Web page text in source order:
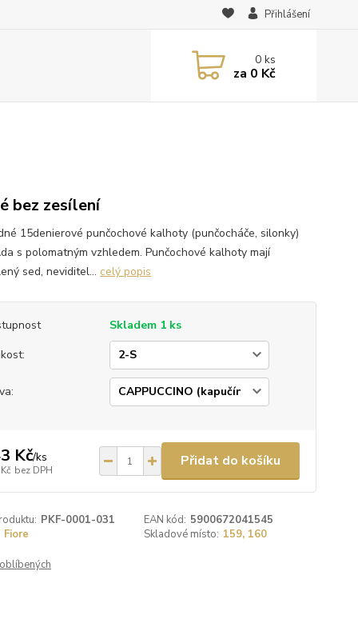
Přihlášení
0ks
za 0 Kč
bez zesílení
15denierové punčochové kalhoty (punčocháče, silonky)
s polomatným vzhledem. Punčochové kalhoty mají
sed, neviditel... celý popis
Skladem 1 ks
Kč/ks
bez DPH
Přidat do košíku
PKF-0001-031 EAN kód: 5900672041545
Fiore Skladové místo: 159, 160